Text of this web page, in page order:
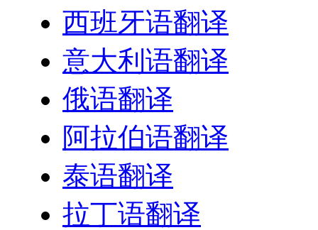
西班牙语翻译
意大利语翻译
俄语翻译
阿拉伯语翻译
泰语翻译
拉丁语翻译